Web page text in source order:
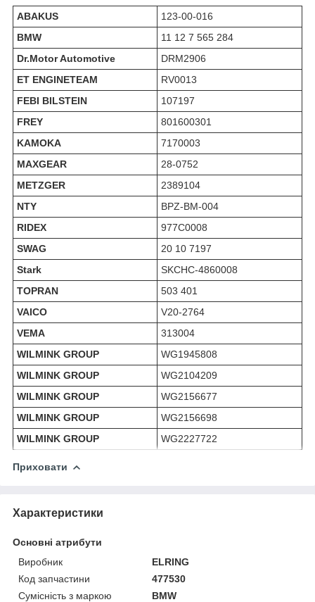
ABAKUS
123-00-016
BMW
11 12 7 565 284
Dr.Motor Automotive
DRM2906
ET ENGINETEAM
RV0013
FEBI BILSTEIN
107197
FREY
801600301
KAMOKA
7170003
MAXGEAR
28-0752
METZGER
2389104
NTY
BPZ-BM-004
RIDEX
977C0008
SWAG
20 10 7197
Stark
SKCHC-4860008
TOPRAN
503 401
VAICO
V20-2764
VEMA
313004
WILMINK GROUP
WG1945808
WILMINK GROUP
WG2104209
WILMINK GROUP
WG2156677
WILMINK GROUP
WG2156698
WILMINK GROUP
WG2227722
Приховати
Характеристики
Основні атрибути
Виробник
ELRING
Код запчастини
477530
Сумісність з маркою
BMW